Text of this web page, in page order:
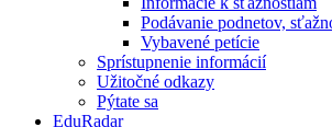
Podávanie podnetov,
Vybavené petície
Sprístupnenie informácií
Užitočné odkazy
Pýtate sa
EduRadar